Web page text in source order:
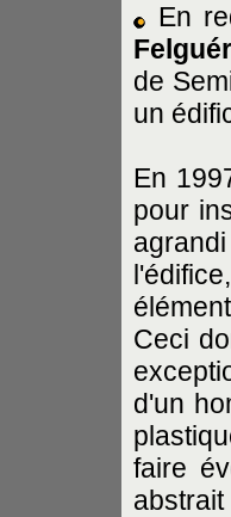
En
de
un
En
pour
Ceci
d'un
faire